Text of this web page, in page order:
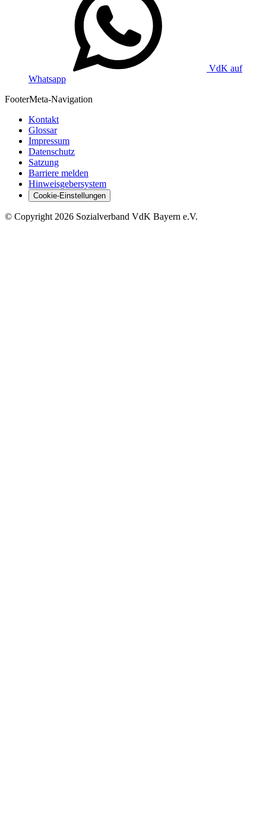
VdK auf
Whatsapp
FooterMeta-Navigation
Kontakt
Glossar
Impressum
Datenschutz
Satzung
Barriere melden
Hinweisgebersystem
Cookie-Einstellungen
© Copyright 2026 Sozialverband VdK Bayern e.V.